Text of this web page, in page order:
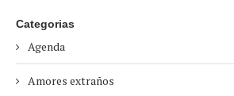
Categorias
Agenda
Amores extraños